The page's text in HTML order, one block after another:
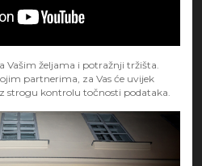
Vašim željama i potražnji tržišta.
partnerima, za Vas će uvijek
strogu kontrolu točnosti podataka.